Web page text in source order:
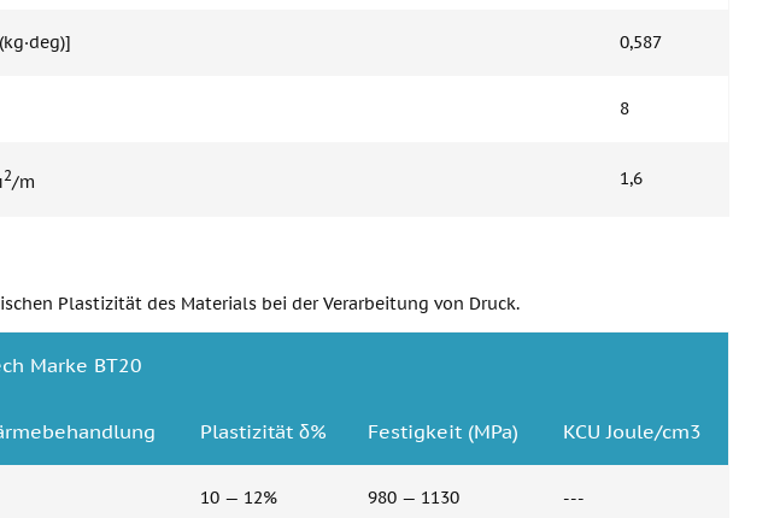
0,587
8
2/m 1,6
Plastizität des Materials bei der Verarbeitung von Druck.
Marke ВТ20
Plastizität δ% Festigkeit (MPa) KCU Joule/cm3
10 — 12% 980 — 1130 ---